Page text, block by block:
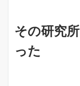
その研究
った